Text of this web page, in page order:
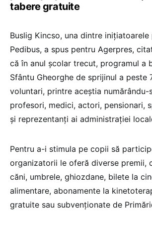
tabere gratuite
Buslig Kincso, una dintre iniţiatoarele
Pedibus, a spus pentru Agerpres,
că în anul şcolar trecut, programul a
Sfântu Gheorghe de sprijinul a peste
voluntari, printre aceştia numărându-
profesori, medici, actori, pensionari,
şi reprezentanţi ai administraţiei
Pentru a-i stimula pe copii să
organizatorii le oferă diverse premii,
căni, umbrele, ghiozdane, bilete la
alimentare, abonamente la
gratuite sau subvenţionate de